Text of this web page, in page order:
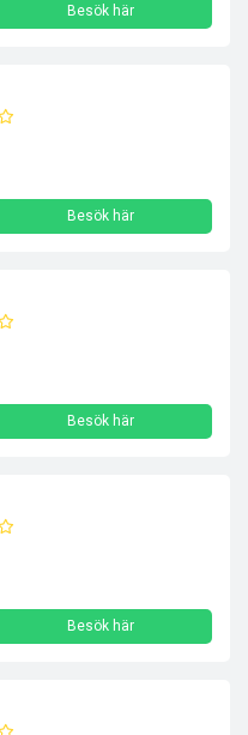
Besök här
Besök här
Besök här
Besök här